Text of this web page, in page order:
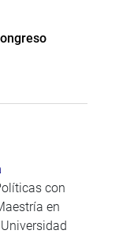
con
en